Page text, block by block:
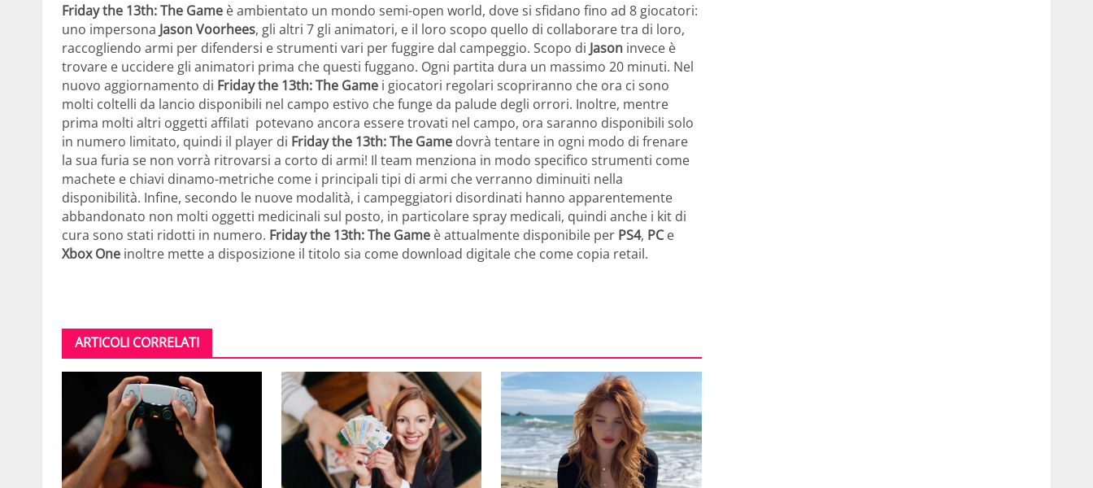
Friday the 13th: The Game è ambientato un mondo semi-open world, dove si sfidano fino ad 8 giocatori:
uno impersona Jason Voorhees, gli altri 7 gli animatori, e il loro scopo quello di collaborare tra di loro,
raccogliendo armi per difendersi e strumenti vari per fuggire dal campeggio. Scopo di Jason invece è
trovare e uccidere gli animatori prima che questi fuggano. Ogni partita dura un massimo 20 minuti. Nel
nuovo aggiornamento di Friday the 13th: The Game i giocatori regolari scopriranno che ora ci sono
molti coltelli da lancio disponibili nel campo estivo che funge da palude degli orrori. Inoltre, mentre
prima molti altri oggetti affilati potevano ancora essere trovati nel campo, ora saranno disponibili solo
in numero limitato, quindi il player di Friday the 13th: The Game dovrà tentare in ogni modo di frenare
la sua furia se non vorrà ritrovarsi a corto di armi! Il team menziona in modo specifico strumenti come
machete e chiavi dinamo-metriche come i principali tipi di armi che verranno diminuiti nella
disponibilità. Infine, secondo le nuove modalità, i campeggiatori disordinati hanno apparentemente
abbandonato non molti oggetti medicinali sul posto, in particolare spray medicali, quindi anche i kit di
cura sono stati ridotti in numero. Friday the 13th: The Game è attualmente disponibile per PS4, PCe
Xbox One inoltre mette a disposizione il titolo sia come download digitale che come copia retail.
ARTICOLI CORRELATI